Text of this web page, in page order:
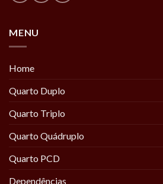
MENU
Home
Quarto Duplo
Quarto Triplo
Quarto Quádruplo
Quarto PCD
Dependências